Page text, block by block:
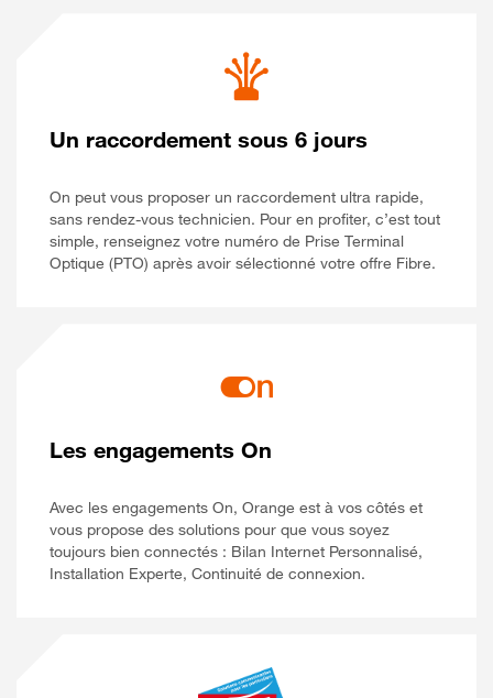
Un raccordement sous 6 jours
On peut vous proposer un raccordement ultra rapide,
sans rendez-vous technicien. Pour en profiter, c’est tout
simple, renseignez votre numéro de Prise Terminal
Optique (PTO) après avoir sélectionné votre offre Fibre.
Les engagements On
Avec les engagements On, Orange est à vos côtés et
vous propose des solutions pour que vous soyez
toujours bien connectés : Bilan Internet Personnalisé,
Installation Experte, Continuité de connexion.